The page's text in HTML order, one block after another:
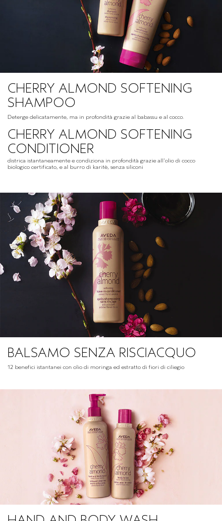
CHERRY ALMOND SOFTENING
SHAMPOO
Deterge delicatamente, ma in profondità grazie al babassu e al cocco.
CHERRY ALMOND SOFTENING
CONDITIONER
districa istantaneamente e condiziona in profondità grazie all'olio di cocco
biologico certificato, e al burro di karitè, senza siliconi
BALSAMO SENZA RISCIACQUO
12 benefici istantanei con olio di moringa ed estratto di fiori di ciliegio